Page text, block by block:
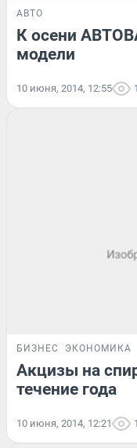
АВТО
К осени
модели
10 июня, 2014, 12:55
БИЗНЕС ЭКОНОМИКА
Акцизы на
течение года
10 июня, 2014, 12:21